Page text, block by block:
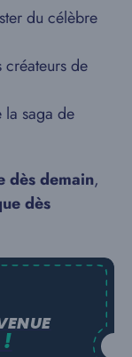
du célèbre
créateurs de
la saga de
dès demain,
dès
!